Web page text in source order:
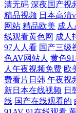
清无码 深夜国产视
精品视频 日本高清v
网站 精品欧美 成
线观看黄色网 成人
97人人看 国产三级
色AV网站人 黄色
人午夜视频免费 欧
费看片日韩 午夜视
新日本在线视频 日
线 国产在线观看的